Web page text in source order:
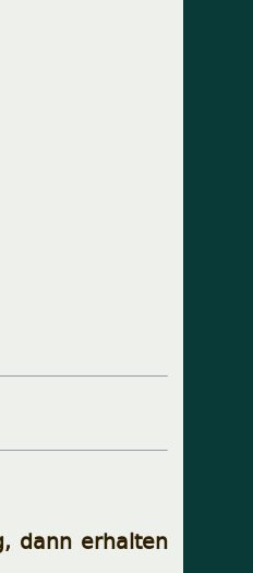
dann erhalten